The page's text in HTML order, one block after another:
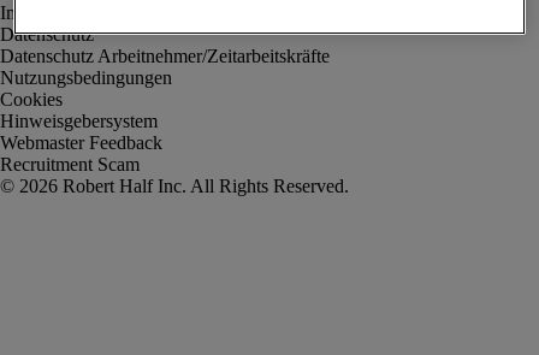
Impressum
Datenschutz
Datenschutz Arbeitnehmer/Zeitarbeitskräfte
Nutzungsbedingungen
Cookies
Hinweisgebersystem
Webmaster Feedback
Recruitment Scam